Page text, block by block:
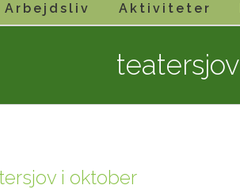
Arbejdsliv Aktiviteter
teatersjov
i oktober